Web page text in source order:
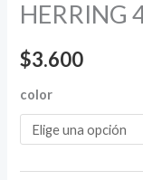
HERRING
$3.600
color